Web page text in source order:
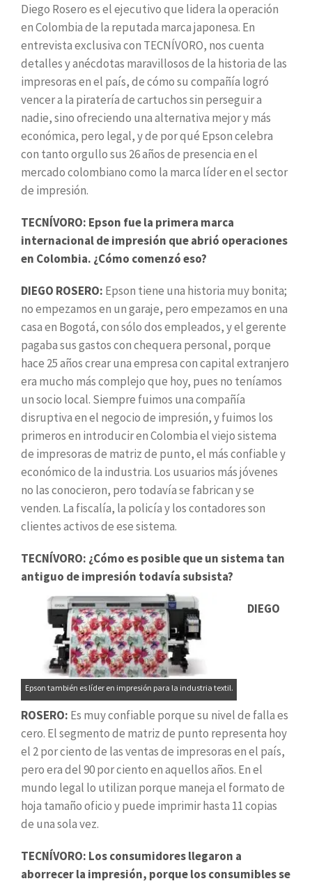
Diego Rosero es el ejecutivo que lidera la operación
en Colombia de la reputada marca japonesa. En
entrevista exclusiva con TECNÍVORO, nos cuenta
detalles y anécdotas maravillosos de la historia de las
impresoras en el país, de cómo su compañía logró
vencer a la piratería de cartuchos sin perseguir a
nadie, sino ofreciendo una alternativa mejor y más
económica, pero legal, y de por qué Epson celebra
con tanto orgullo sus 26 años de presencia en el
mercado colombiano como la marca líder en el sector
de impresión.
TECNÍVORO: Epson fue la primera marca
internacional de impresión que abrió operaciones
en Colombia. ¿Cómo comenzó eso?
DIEGO ROSERO: Epson tiene una historia muy bonita;
no empezamos en un garaje, pero empezamos en una
casa en Bogotá, con sólo dos empleados, y el gerente
pagaba sus gastos con chequera personal, porque
hace 25 años crear una empresa con capital extranjero
era mucho más complejo que hoy, pues no teníamos
un socio local. Siempre fuimos una compañía
disruptiva en el negocio de impresión, y fuimos los
primeros en introducir en Colombia el viejo sistema
de impresoras de matriz de punto, el más confiable y
económico de la industria. Los usuarios más jóvenes
no las conocieron, pero todavía se fabrican y se
venden. La fiscalía, la policía y los contadores son
clientes activos de ese sistema.
TECNÍVORO: ¿Cómo es posible que un sistema tan
antiguo de impresión todavía subsista?
Epson también es líder en impresión para la industria textil.
DIEGO
ROSERO: Es muy confiable porque su nivel de falla es
cero. El segmento de matriz de punto representa hoy
el 2 por ciento de las ventas de impresoras en el país,
pero era del 90 por ciento en aquellos años. En el
mundo legal lo utilizan porque maneja el formato de
hoja tamaño oficio y puede imprimir hasta 11 copias
de una sola vez.
TECNÍVORO: Los consumidores llegaron a
aborrecer la impresión, porque los consumibles se